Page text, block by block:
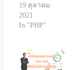
19 ตุลาคม
2021
In "PHP"